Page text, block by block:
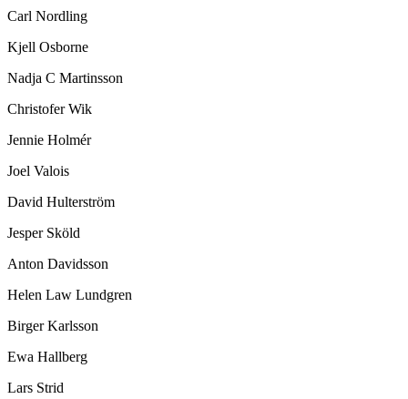
Carl Nordling
Kjell Osborne
Nadja C Martinsson
Christofer Wik
Jennie Holmér
Joel Valois
David Hulterström
Jesper Sköld
Anton Davidsson
Helen Law Lundgren
Birger Karlsson
Ewa Hallberg
Lars Strid